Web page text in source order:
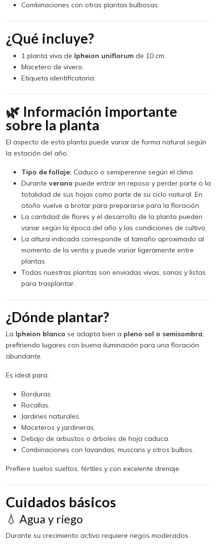
Combinaciones con otras plantas bulbosas.
¿Qué incluye?
1 planta viva de Ipheion uniflorumde 10 cm.
Macetero de vivero.
Etiqueta identificatoria.
🌿 Información importante
sobre la planta
El aspecto de esta planta puede variar de forma natural según
la estación del año.
Tipo de follaje: Caduco o semiperenne según el clima.
Durante verano puede entrar en reposo y perder parte o la
totalidad de sus hojas como parte de su ciclo natural. En
otoño vuelve a brotar para prepararse para la floración.
La cantidad de flores y el desarrollo de la planta pueden
variar según la época del año y las condiciones de cultivo.
La altura indicada corresponde al tamaño aproximado al
momento de la venta y puede variar ligeramente entre
plantas.
Todas nuestras plantas son enviadas vivas, sanas y listas
para trasplantar.
¿Dónde plantar?
La Ipheion blanco se adapta bien a pleno sol o semisombra,
prefiriendo lugares con buena iluminación para una floración
abundante.
Es ideal para:
Borduras.
Rocallas.
Jardines naturales.
Maceteros y jardineras.
Debajo de arbustos o árboles de hoja caduca.
Combinaciones con lavandas, muscaris y otros bulbos.
Prefiere suelos sueltos, fértiles y con excelente drenaje.
Cuidados básicos
💧 Agua y riego
Durante su crecimiento activo requiere riegos moderados.